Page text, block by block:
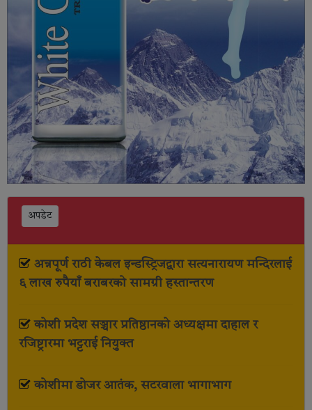
अपडेट
अन्नपूर्ण राठी केबल इन्डस्ट्रिजद्वारा सत्यनारायण मन्दिरलाई
६ लाख रुपैयाँ बराबरको सामग्री हस्तान्तरण
कोशी प्रदेश सञ्चार प्रतिष्ठानको अध्यक्षमा दाहाल र
रजिष्ट्रारमा भट्टराई नियुक्त
कोशीमा डोजर आतंक, सटरवाला भागाभाग